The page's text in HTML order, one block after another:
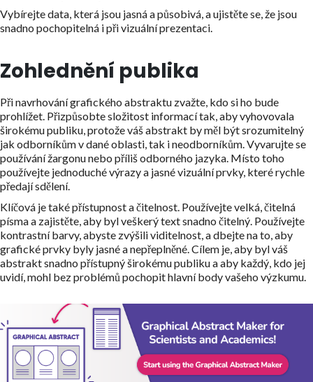
Vybírejte data, která jsou jasná a působivá, a ujistěte se, že jsou
snadno pochopitelná i při vizuální prezentaci.
Zohlednění publika
Při navrhování grafického abstraktu zvažte, kdo si ho bude
prohlížet. Přizpůsobte složitost informací tak, aby vyhovovala
širokému publiku, protože váš abstrakt by měl být srozumitelný
jak odborníkům v dané oblasti, tak i neodborníkům. Vyvarujte se
používání žargonu nebo příliš odborného jazyka. Místo toho
používejte jednoduché výrazy a jasné vizuální prvky, které rychle
předají sdělení.
Klíčová je také přístupnost a čitelnost. Používejte velká, čitelná
písma a zajistěte, aby byl veškerý text snadno čitelný. Používejte
kontrastní barvy, abyste zvýšili viditelnost, a dbejte na to, aby
grafické prvky byly jasné a nepřeplněné. Cílem je, aby byl váš
abstrakt snadno přístupný širokému publiku a aby každý, kdo jej
uvidí, mohl bez problémů pochopit hlavní body vašeho výzkumu.